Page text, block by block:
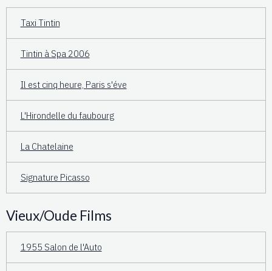
Taxi Tintin
Tintin à Spa 2006
Il est cinq heure, Paris s'éve
L'Hirondelle du faubourg
La Chatelaine
Signature Picasso
Vieux/Oude Films
1955 Salon de l'Auto